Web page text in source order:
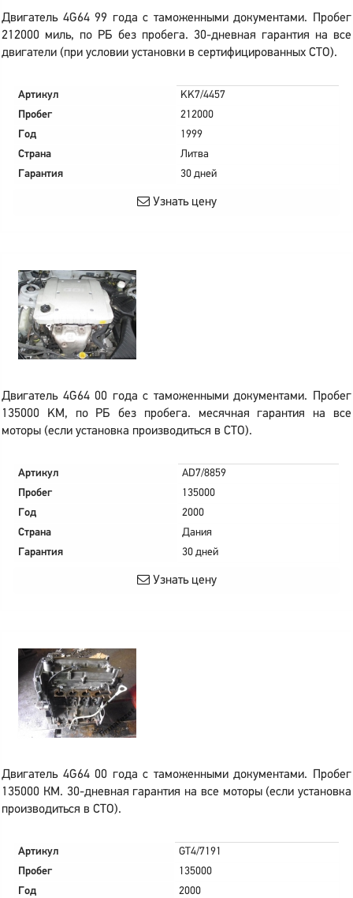
Двигатель 4G64 99 года с таможенными документами. Пробег
212000 миль, по РБ без пробега. 30-дневная гарантия на все
двигатели (при условии установки в сертифицированных СТО).
Артикул
KK7/4457
Пробег
212000
Год
1999
Страна
Литва
Гарантия
30 дней
Узнать цену
Двигатель 4G64 00 года с таможенными документами. Пробег
135000 KM, по РБ без пробега. месячная гарантия на все
моторы (если установка производиться в СТО).
Артикул
AD7/8859
Пробег
135000
Год
2000
Страна
Дания
Гарантия
30 дней
Узнать цену
Двигатель 4G64 00 года с таможенными документами. Пробег
135000 КМ. 30-дневная гарантия на все моторы (если установка
производиться в СТО).
Артикул
GT4/7191
Пробег
135000
Год
2000